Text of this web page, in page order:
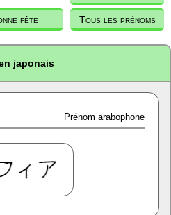
fête Tous les prénoms
japonais
Prénom arabophone